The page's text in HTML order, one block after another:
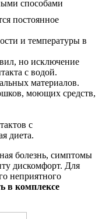
постоянное
и температуры в
но исключение
с водой.
материалов.
моющих средств,
с
диета.
болезнь, симптомы
дискомфорт. Для
неприятного
в комплексе